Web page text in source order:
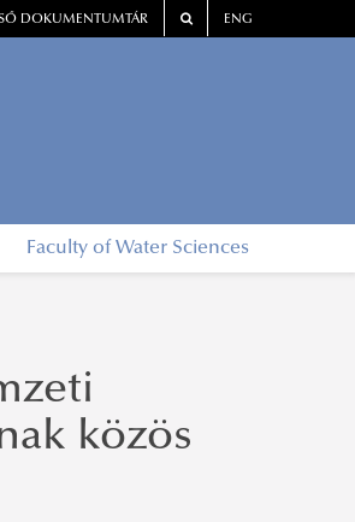
DOKUMENTUMTÁR ENG
Faculty of Water Sciences
közös